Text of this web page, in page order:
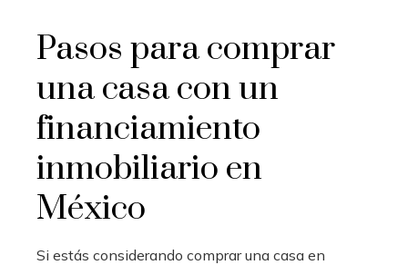
Pasos para comprar
una casa con un
financiamiento
inmobiliario en
México
Si estás considerando comprar una casa en